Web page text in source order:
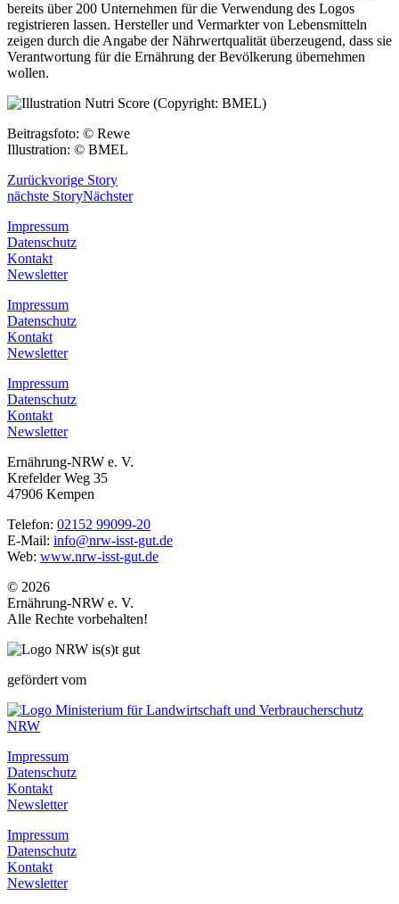
bereits über 200 Unternehmen für die Verwendung des Logos
registrieren lassen. Hersteller und Vermarkter von Lebensmitteln
zeigen durch die Angabe der Nährwertqualität überzeugend, dass sie
Verantwortung für die Ernährung der Bevölkerung übernehmen
wollen.
Beitragsfoto: © Rewe
Illustration: © BMEL
Zurückvorige Story
nächste StoryNächster
Impressum
Datenschutz
Kontakt
Newsletter
Impressum
Datenschutz
Kontakt
Newsletter
Impressum
Datenschutz
Kontakt
Newsletter
Ernährung-NRW e. V.
Krefelder Weg 35
47906 Kempen
Telefon: 02152 99099-20
E-Mail: info@nrw-isst-gut.de
Web: www.nrw-isst-gut.de
© 2026
Ernährung-NRW e. V.
Alle Rechte vorbehalten!
gefördert vom
Impressum
Datenschutz
Kontakt
Newsletter
Impressum
Datenschutz
Kontakt
Newsletter